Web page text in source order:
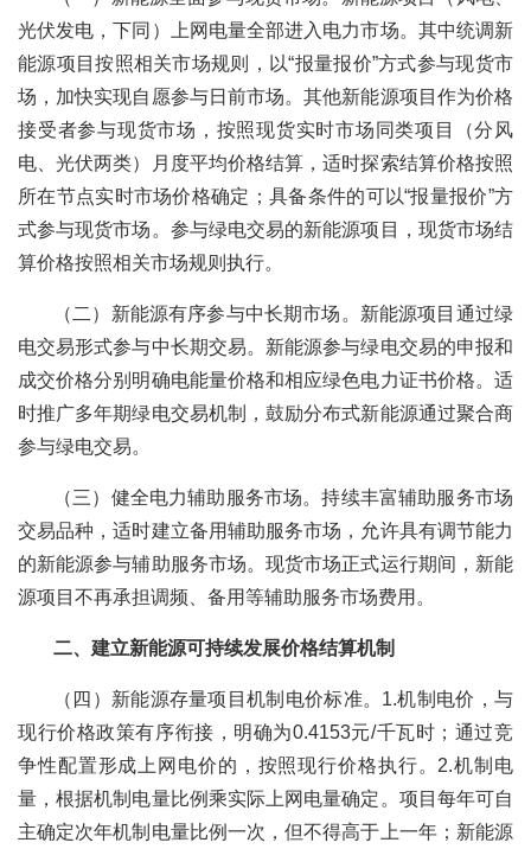
光伏发电，下同）上网电量全部进入电力市场。其中统调新
能源项目按照相关市场规则，以“报量报价”方式参与现货市
场，加快实现自愿参与日前市场。其他新能源项目作为价格
接受者参与现货市场，按照现货实时市场同类项目（分风
电、光伏两类）月度平均价格结算，适时探索结算价格按照
所在节点实时市场价格确定；具备条件的可以“报量报价”方
式参与现货市场。参与绿电交易的新能源项目，现货市场结
算价格按照相关市场规则执行。
（二）新能源有序参与中长期市场。新能源项目通过绿
电交易形式参与中长期交易。新能源参与绿电交易的申报和
成交价格分别明确电能量价格和相应绿色电力证书价格。适
时推广多年期绿电交易机制，鼓励分布式新能源通过聚合商
参与绿电交易。
（三）健全电力辅助服务市场。持续丰富辅助服务市场
交易品种，适时建立备用辅助服务市场，允许具有调节能力
的新能源参与辅助服务市场。现货市场正式运行期间，新能
源项目不再承担调频、备用等辅助服务市场费用。
二、建立新能源可持续发展价格结算机制
（四）新能源存量项目机制电价标准。1.机制电价，与
现行价格政策有序衔接，明确为0.4153元/千瓦时；通过竞
争性配置形成上网电价的，按照现行价格执行。2.机制电
量，根据机制电量比例乘实际上网电量确定。项目每年可自
主确定次年机制电量比例一次，但不得高于上一年；新能源